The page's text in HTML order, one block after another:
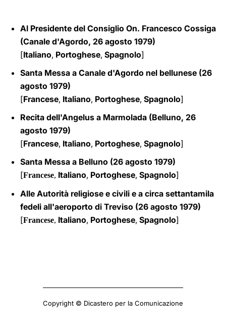
Al Presidente del Consiglio On. Francesco Cossiga
(Canale d'Agordo, 26 agosto 1979)
[Italiano, Portoghese, Spagnolo]
Santa Messa a Canale d'Agordo nel bellunese (26
agosto 1979)
[Francese, Italiano, Portoghese, Spagnolo]
Recita dell'Angelus a Marmolada (Belluno, 26
agosto 1979)
[Francese, Italiano, Portoghese, Spagnolo]
Santa Messa a Belluno (26 agosto 1979)
[Francese, Italiano, Portoghese, Spagnolo]
Alle Autorità religiose e civili e a circa settantamila
fedeli all'aeroporto di Treviso (26 agosto 1979)
[Francese, Italiano, Portoghese, Spagnolo]
Copyright © Dicastero per la Comunicazione